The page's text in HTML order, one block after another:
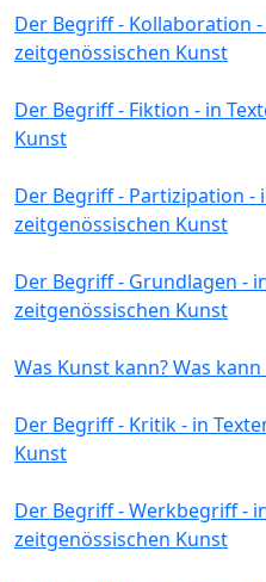
Der Begriff - Kollaboration
zeitgenössischen Kunst
Der Begriff - Fiktion - in
Kunst
Der Begriff - Partizipation -
zeitgenössischen Kunst
Der Begriff - Grundlagen -
zeitgenössischen Kunst
Was Kunst kann? Was
Der Begriff - Kritik - in
Kunst
Der Begriff - Werkbegriff -
zeitgenössischen Kunst